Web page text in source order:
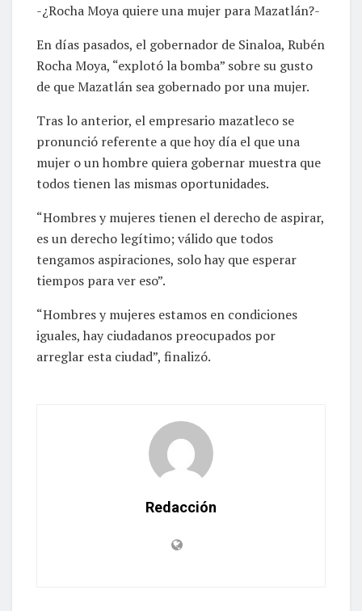
-¿Rocha Moya quiere una mujer para Mazatlán?-
En días pasados, el gobernador de Sinaloa, Rubén
Rocha Moya, “explotó la bomba” sobre su gusto
de que Mazatlán sea gobernado por una mujer.
Tras lo anterior, el empresario mazatleco se
pronunció referente a que hoy día el que una
mujer o un hombre quiera gobernar muestra que
todos tienen las mismas oportunidades.
“Hombres y mujeres tienen el derecho de aspirar,
es un derecho legítimo; válido que todos
tengamos aspiraciones, solo hay que esperar
tiempos para ver eso”.
“Hombres y mujeres estamos en condiciones
iguales, hay ciudadanos preocupados por
arreglar esta ciudad”, finalizó.
Redacción